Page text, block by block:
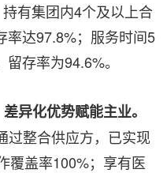
有集团内4个及以上合
率达97.8%；服务时间5
存率为94.6%。
异化优势赋能主业。
过整合供应方，已实现
覆盖率100%；享有医